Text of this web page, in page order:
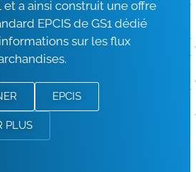
et a ainsi construit une offre
EPCIS de GS1 dédié
sur les flux
EPCIS
PLUS